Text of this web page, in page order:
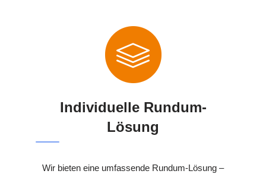
Individuelle Rundum-
Lösung
Wir bieten eine umfassende Rundum-Lösung –